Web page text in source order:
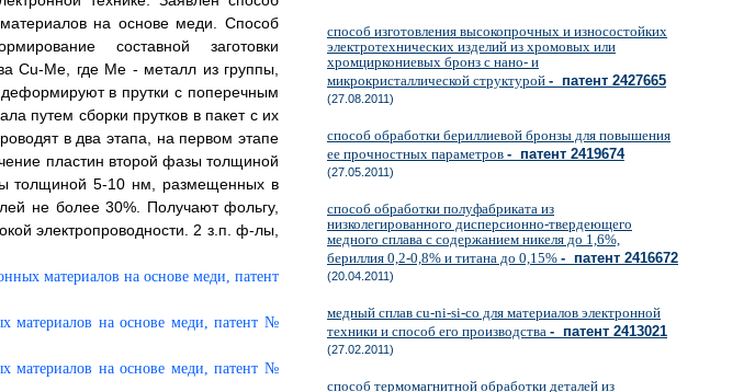
на основе меди. Способ
составной заготовки
Cu-Me, где Me - металл из группы,
в прутки с поперечным
путем сборки прутков в пакет с их
в два этапа, на первом этапе
пластин второй фазы толщиной
толщиной 5-10 нм, размещенных в
не более 30%. Получают фольгу,
электропроводности. 2 з.п. ф-лы,
способ изготовления высокопрочных и износостойких
электротехнических изделий из хромовых или
хромциркониевых бронз с нано- и
микрокристаллической структурой - патент 2427665
(27.08.2011)
способ обработки бериллиевой бронзы для повышения
ее прочностных параметров - патент 2419674
(27.05.2011)
способ обработки полуфабриката из
низколегированного дисперсионно-твердеющего
медного сплава с содержанием никеля до 1,6%,
бериллия 0,2-0,8% и титана до 0,15% - патент 2416672
(20.04.2011)
медный сплав cu-ni-si-co для материалов электронной
техники и способ его производства - патент 2413021
(27.02.2011)
способ термомагнитной обработки деталей из